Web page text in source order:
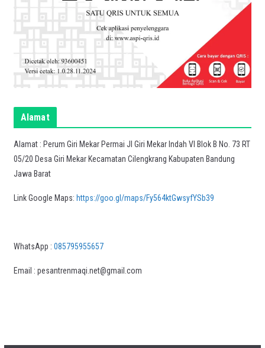
Alamat
Alamat : Perum Giri Mekar Permai Jl Giri Mekar Indah VI Blok B No. 73 RT
05/20 Desa Giri Mekar Kecamatan Cilengkrang Kabupaten Bandung
Jawa Barat
Link Google Maps: https://goo.gl/maps/Fy564ktGwsyfYSb39
WhatsApp : 085795955657
Email : pesantrenmaqi.net@gmail.com